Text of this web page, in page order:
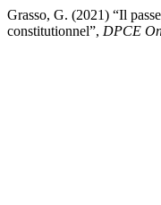
Grasso, G. (2021) “Il
constitutionnel”, DPCE